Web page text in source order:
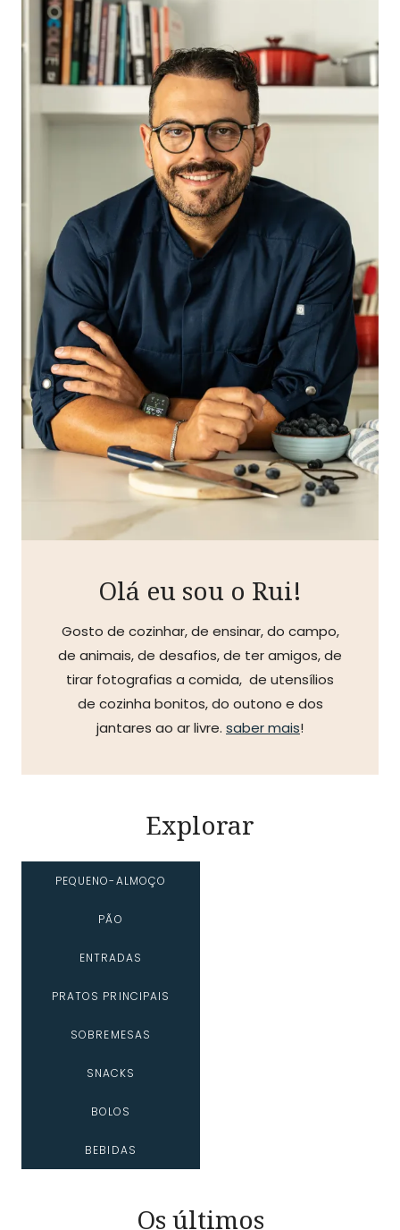
Olá eu sou o Rui!
Gosto de cozinhar, de ensinar, do campo,
de animais, de desafios, de ter amigos, de
tirar fotografias a comida, de utensílios
de cozinha bonitos, do outono e dos
jantares ao ar livre. saber mais!
Explorar
PEQUENO-ALMOÇO
PÃO
ENTRADAS
PRATOS PRINCIPAIS
SOBREMESAS
SNACKS
BOLOS
BEBIDAS
Os últimos